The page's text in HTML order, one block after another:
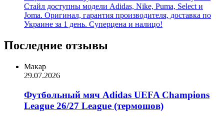
Стайл доступны модели Adidas, Nike, Puma, Select и
Joma. Оригинал, гарантия производителя, доставка по
Украине за 1 день. Суперцена и налицо!
Последние отзывы
Макар
29.07.2026
Футбольный мяч Adidas UEFA Champions
League 26/27 League (термошов)